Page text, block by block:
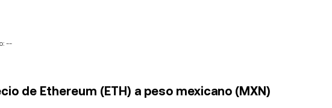
--
de Ethereum (ETH) a peso mexicano (MXN)